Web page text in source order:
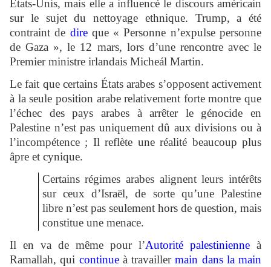
États-Unis, mais elle a influencé le discours américain
sur le sujet du nettoyage ethnique. Trump, a été
contraint de direque « Personne n’expulse personne
de Gaza », le 12 mars, lors d’une rencontre avec le
Premier ministre irlandais Micheál Martin.
Le fait que certains États arabes s’opposent activement
à la seule position arabe relativement forte montre que
l’échec des pays arabes à arrêter le génocide en
Palestine n’est pas uniquement dû aux divisions ou à
l’incompétence ; Il reflète une réalité beaucoup plus
âpre et cynique.
Certains régimes arabes alignent leurs intérêts
sur ceux d’Israël, de sorte qu’une Palestine
libre n’est pas seulement hors de question, mais
constitue une menace.
Il en va de même pour l’Autorité palestinienne à
Ramallah, qui continueà travaillermain dans la main